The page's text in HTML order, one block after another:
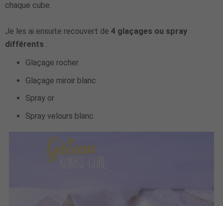
chaque cube.
Je les ai ensuite recouvert de 4 glaçages ou spray
différents :
Glaçage rocher
Glaçage miroir blanc
Spray or
Spray velours blanc